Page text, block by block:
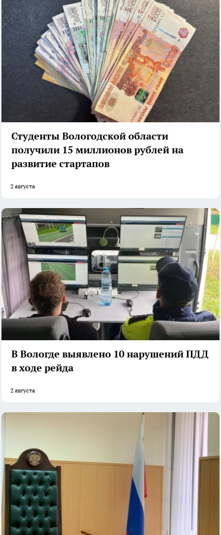
Студенты Вологодской области
получили 15 миллионов рублей на
развитие стартапов
2 августа
В Вологде выявлено 10 нарушений ПДД
в ходе рейда
2 августа